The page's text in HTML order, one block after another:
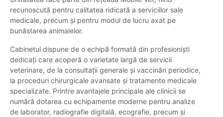
recunoscută pentru calitatea ridicată a serviciilor sale
medicale, precum și pentru modul de lucru axat pe
bunăstarea animalelor.
Cabinetul dispune de o echipă formată din profesioniști
dedicați care acoperă o varietate largă de servicii
veterinare, de la consultații generale și vaccinări periodice,
la proceduri chirurgicale avansate și tratamente medicale
specializate. Printre avantajele principale ale clinicii se
numără dotarea cu echipamente moderne pentru analize
de laborator, radiografie digitală, ecografie, precum și